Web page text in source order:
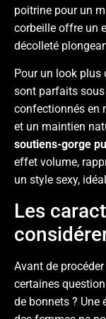
poitrine pour un
corbeille offre un
décolleté
Pour un look plus
sont parfaits
confectionnés en
et un maintien
soutiens-gorge
effet volume,
un style sexy,
Les
Avant de
certaines
de bonnets ? Une